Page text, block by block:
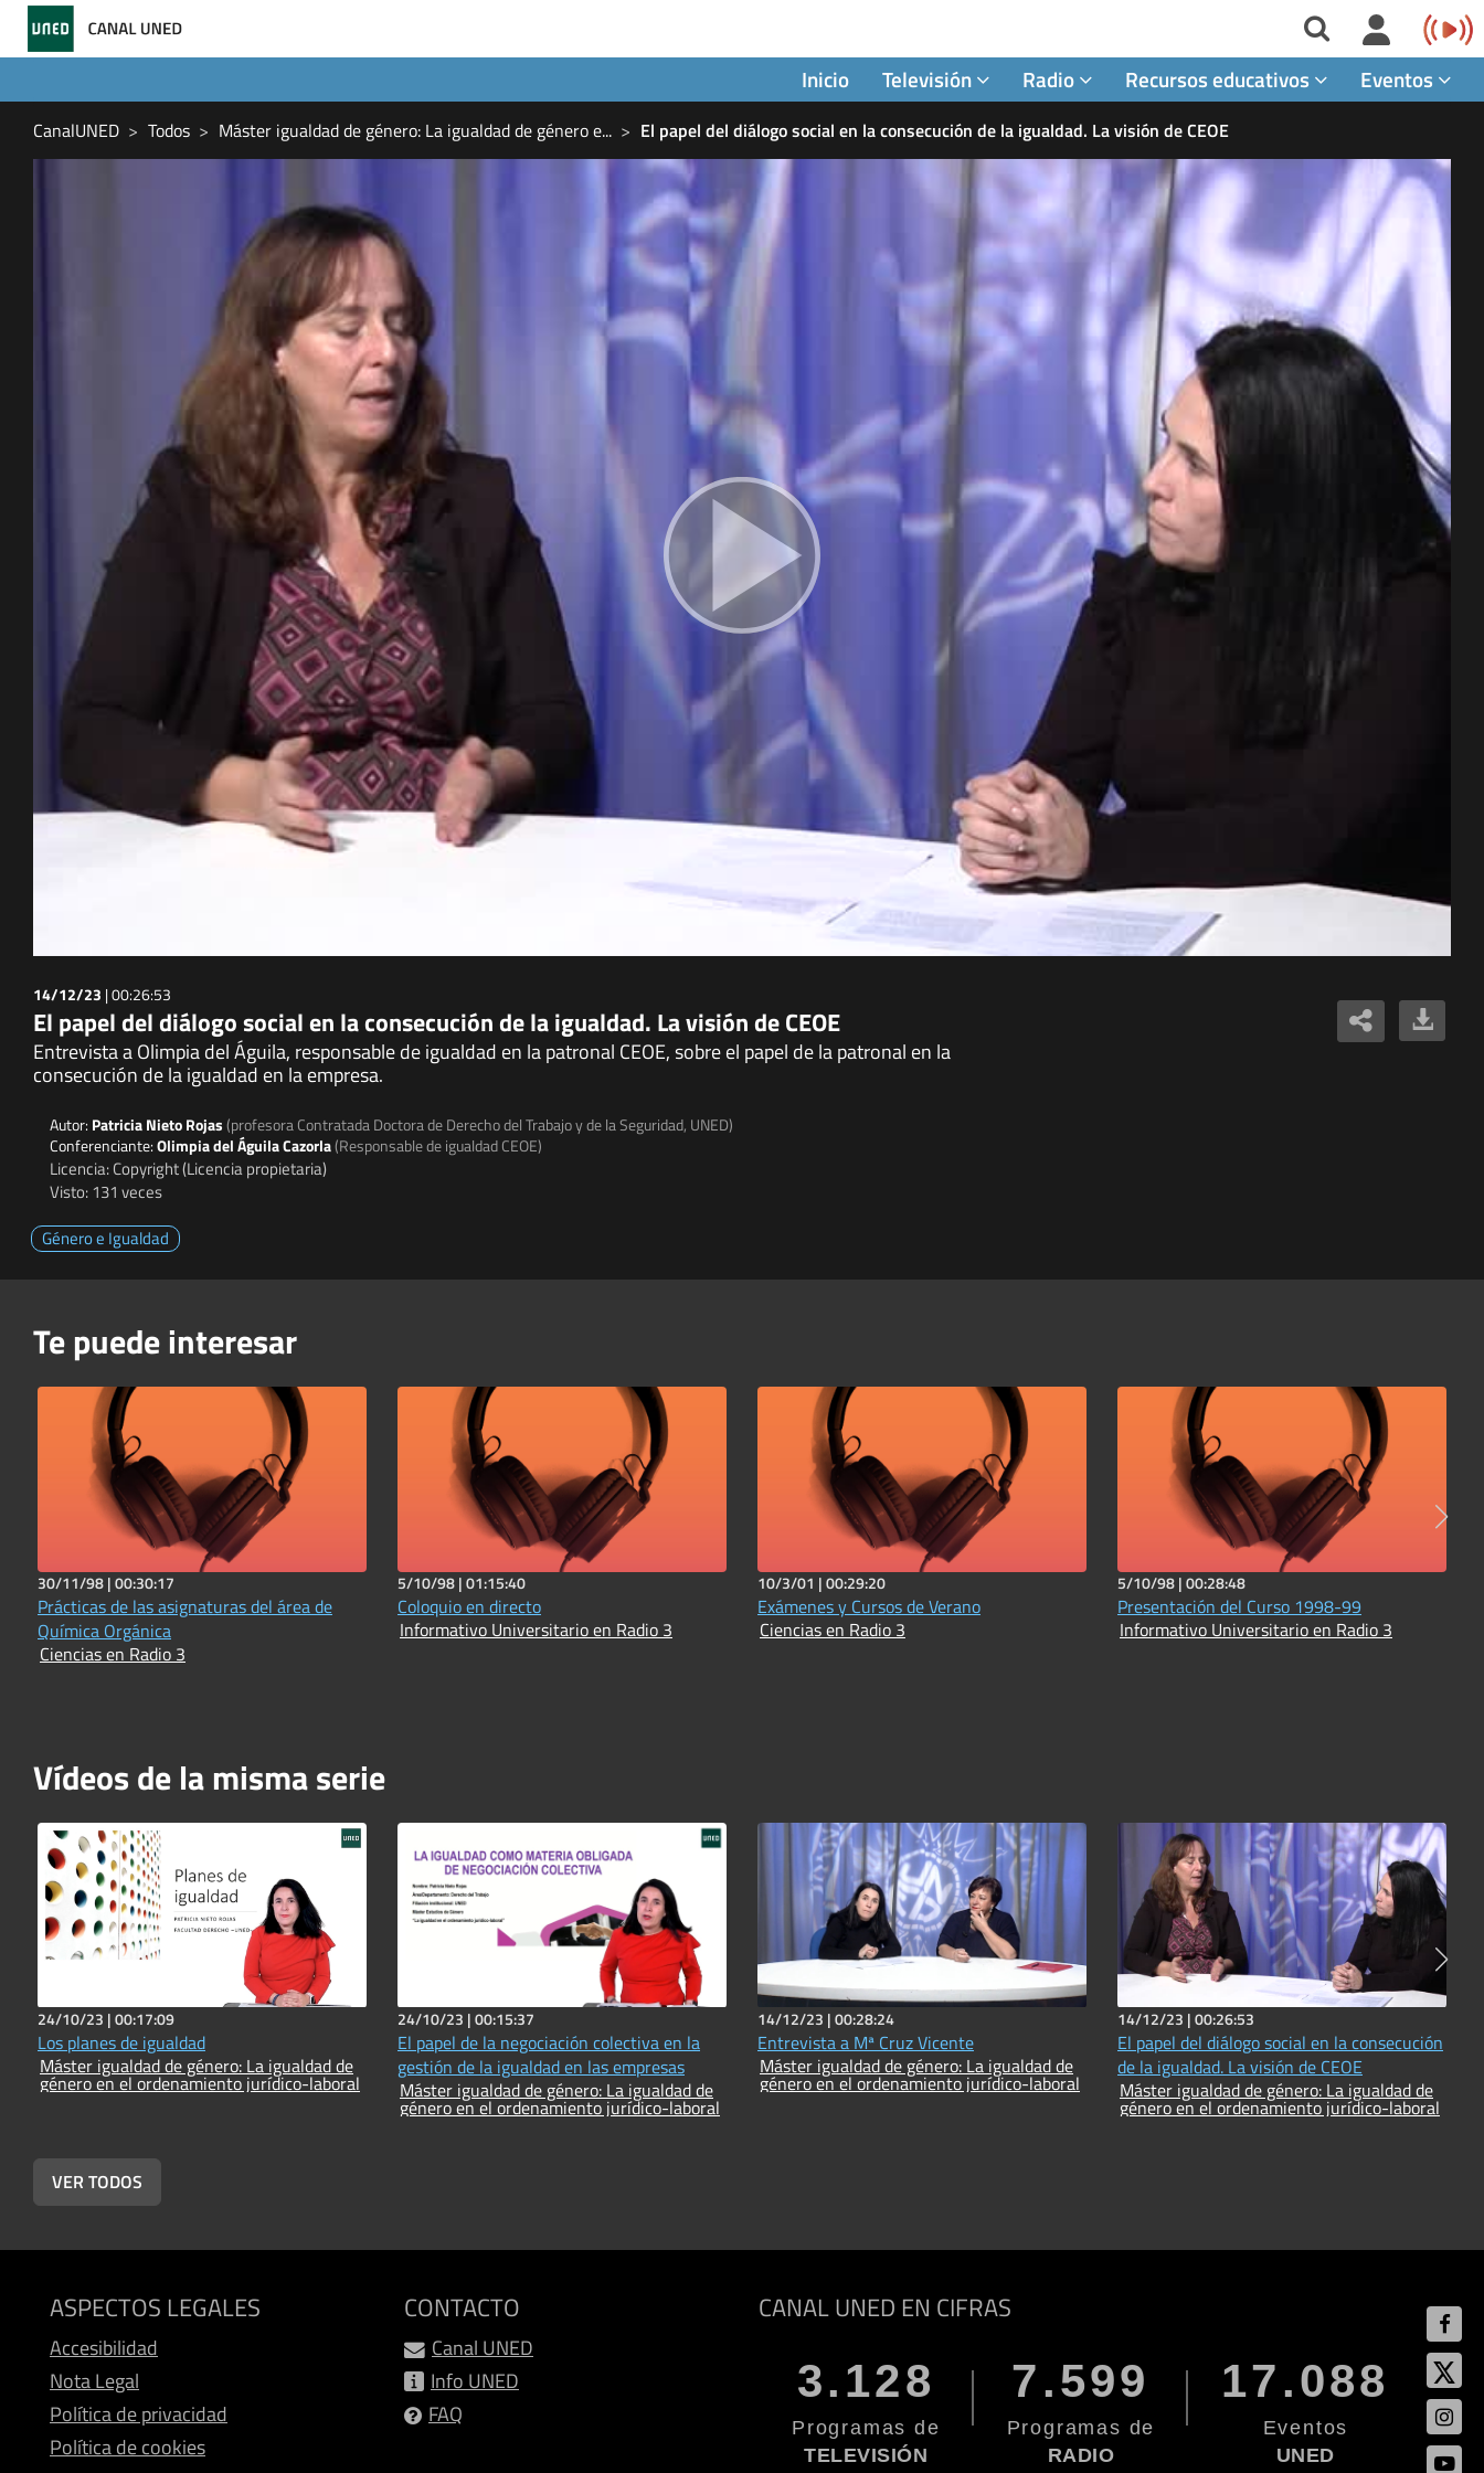
Inicio Televisión Radio Recursos educativos Eventos
CanalUNED Todos Máster igualdad de género: La igualdad de género e... El papel del diálogo social en la consecución de la igualdad. La visión de CEOE
14/12/23 |00:26:53
El papel del diálogo social en la consecución de la igualdad. La visión de CEOE
Entrevista a Olimpia del Águila, responsable de igualdad en la patronal CEOE, sobre el papel de la patronal en la
consecución de la igualdad en la empresa.
Autor: Patricia Nieto Rojas(profesora Contratada Doctora de Derecho del Trabajo y de la Seguridad, UNED)
Conferenciante:Olimpia del Águila Cazorla(Responsable de igualdad CEOE)
Licencia: Copyright (Licencia propietaria)
Visto: 131 veces
Género e Igualdad
Te puede interesar
30/11/98 |00:30:17
Prácticas de las asignaturas del área de
Química Orgánica
Ciencias en Radio 3
5/10/98 |01:15:40
Coloquio en directo
Informativo Universitario en Radio 3
10/3/01 |00:29:20
Exámenes y Cursos de Verano
Ciencias en Radio 3
5/10/98 |00:28:48
Presentación del Curso 1998-99
Informativo Universitario en Radio 3
Vídeos de la misma serie
24/10/23 |00:17:09
Los planes de igualdad
Máster igualdad de género: La igualdad de
género en el ordenamiento jurídico-laboral
24/10/23 |00:15:37
El papel de la negociación colectiva en la
gestión de la igualdad en las empresas
Máster igualdad de género: La igualdad de
género en el ordenamiento jurídico-laboral
14/12/23 |00:28:24
Entrevista a Mª Cruz Vicente
Máster igualdad de género: La igualdad de
género en el ordenamiento jurídico-laboral
14/12/23 |00:26:53
El papel del diálogo social en la consecución
de la igualdad. La visión de CEOE
Máster igualdad de género: La igualdad de
género en el ordenamiento jurídico-laboral
VER TODOS
ASPECTOS LEGALES
Accesibilidad
Nota Legal
Política de privacidad
Política de cookies
CONTACTO
Canal UNED
Info UNED
FAQ
CANAL UNED EN CIFRAS
3.128
Programas de
TELEVISIÓN
7.599
Programas de
RADIO
17.088
Eventos
UNED